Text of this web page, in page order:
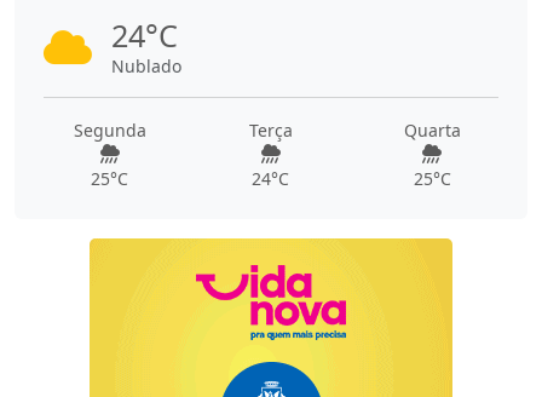
24°C
Nublado
Segunda
25°C
Terça
24°C
Quarta
25°C